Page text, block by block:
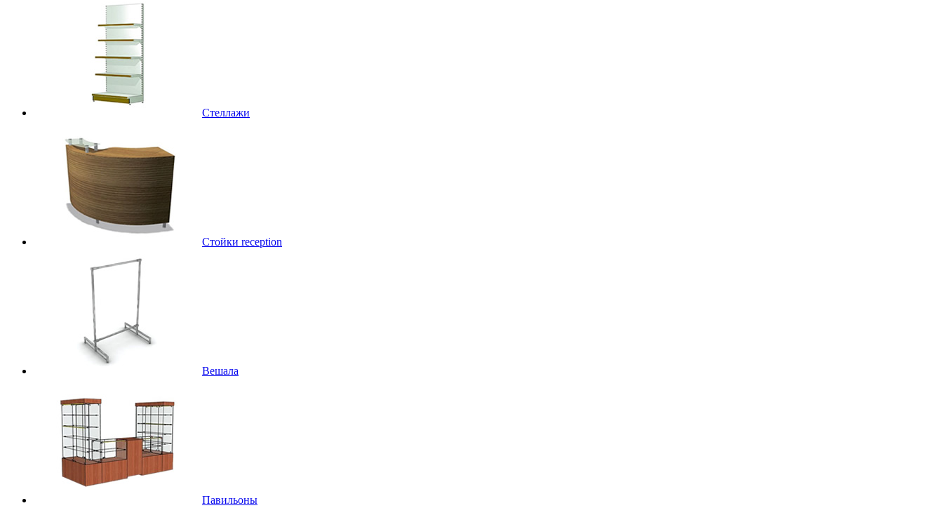
Стеллажи
Стойки reception
Вешала
Павильоны